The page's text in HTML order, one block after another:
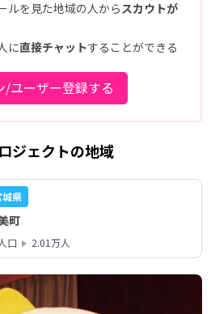
ルを見た地域の人から スカウトが
に直接チャットすることができる
/ユーザー登録する
ジェクトの地域
城県
町
人口 2.01万人